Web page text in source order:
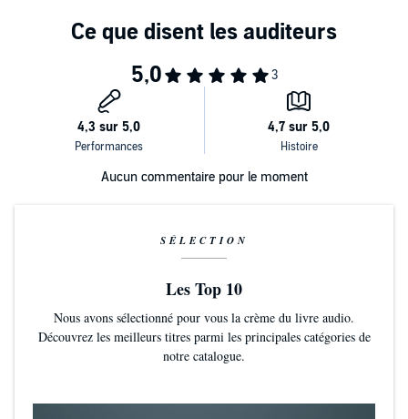
Zusammenhänge mit dem Tod des Jungen hin. Cynthia Bonsant
folgt jeder Spur und gerät tiefer und tiefer in einen
lebensgefährlichen Strudel zwischen Internet, Realität, Aktivismus
Erzähler Steffen Groth sorgt dafür, dass Marc Elsbergs visionärer
Thriller "ZERO: Sie wissen, was du tust" zu einer lebendigen Reise in
die Abgründe des digitalen Zeitalters wird. Beklemmend realistisch
und voller faszinierender Wendungen!
Aucun commentaire pour le moment
SÉLECTION
Les Top 10
Nous avons sélectionné pour vous la crème du livre audio.
Découvrez les meilleurs titres parmi les principales catégories de
notre catalogue.